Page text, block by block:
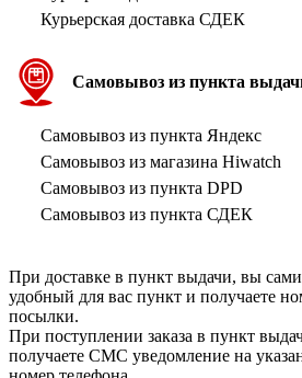
Курьерская доставка СДЕК
Самовывоз из пункта
Самовывоз из пункта Яндекс
Самовывоз из магазина Hiwatch
Самовывоз из пункта DPD
Самовывоз из пункта СДЕК
При доставке в пункт выдачи, вы
удобный для вас пункт и получаете
посылки.
При поступлении заказа в пункт
получаете СМС уведомление на